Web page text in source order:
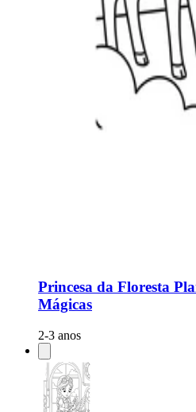
Princesa da Floresta
Mágicas
2-3 anos